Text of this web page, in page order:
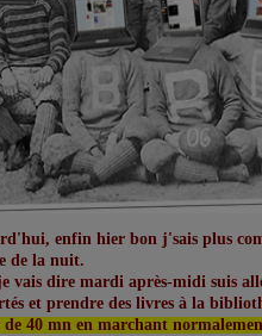
enfin hier bon j'sais plus
de la nuit.
vais dire mardi après-midi suis
et prendre des livres à la
40 mn en marchant